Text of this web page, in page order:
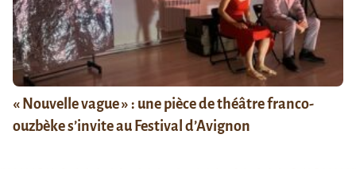
« Nouvelle vague » : une pièce de théâtre franco-
ouzbèke s’invite au Festival d’Avignon